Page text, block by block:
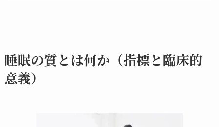
睡眠の質とは何か（指標と臨床的
意義）